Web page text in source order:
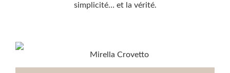
simplicité… et la vérité.